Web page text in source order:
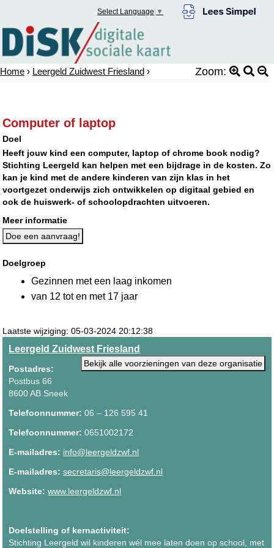
Select Language ▼
Home › Leergeld Zuidwest Friesland › Zoom:
Computer of laptop
Doel
Heeft jouw kind een computer, laptop of chrome book nodig?
Stichting Leergeld kan helpen met een bijdrage in de kosten. Zo
kan je kind met de andere kinderen van zijn klas in het
voortgezet onderwijs zich ontwikkelen op digitaal gebied en
ook de huiswerk- of schoolopdrachten uitvoeren.
Meer informatie
Doe een aanvraag!
Doelgroep
Gezinnen met een laag inkomen
van 12 tot en met 17 jaar
Laatste wijziging: 05-03-2024 20:12:38
Leergeld Zuidwest Friesland
Bekijk alle voorzieningen van deze organisatie
Postadres:
Postbus 66
8600 AB Sneek
Telefoonnummer: 06 – 126 595 41
Telefoonnummer: 0651002172
E-mailadres: info@leergeldzwf.nl
E-mailadres: secretaris@leergeldzwf.nl
Website: www.leergeldzwf.nl
Doelstelling of kernactiviteit:
Stichting Leergeld wil kinderen wél mee laten doen op school, met